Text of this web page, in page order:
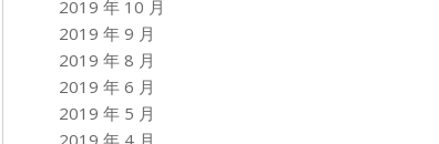
2019 年 10 月
2019 年 9 月
2019 年 8 月
2019 年 6 月
2019 年 5 月
2019 年 4 月